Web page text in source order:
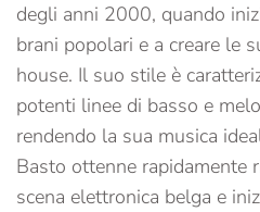
degli anni 2000, quando
brani popolari e a creare le
house. Il suo stile è
potenti linee di basso e
rendendo la sua musica
Basto ottenne rapidamente
scena elettronica belga e